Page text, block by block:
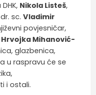
Nikola Listeš,
sc.Vladimir
povjesničar,
Hrvojka Mihanović-
glazbenica,
u raspravu će se
i ostali.